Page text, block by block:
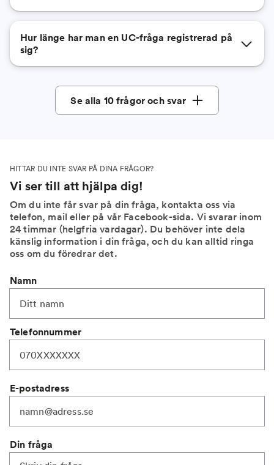
Hur länge har man en UC-fråga registrerad på
sig?
Se alla 10 frågor och svar
HITTAR DU INTE SVAR PÅ DINA FRÅGOR?
Vi ser till att hjälpa dig!
Om du inte får svar på din fråga, kontakta oss via
telefon, mail eller på vår Facebook-sida. Vi svarar inom
24 timmar (helgfria vardagar). Du behöver inte dela
känslig information i din fråga, och du kan alltid ringa
oss om du föredrar det.
Namn
Telefonnummer
E-postadress
Din fråga